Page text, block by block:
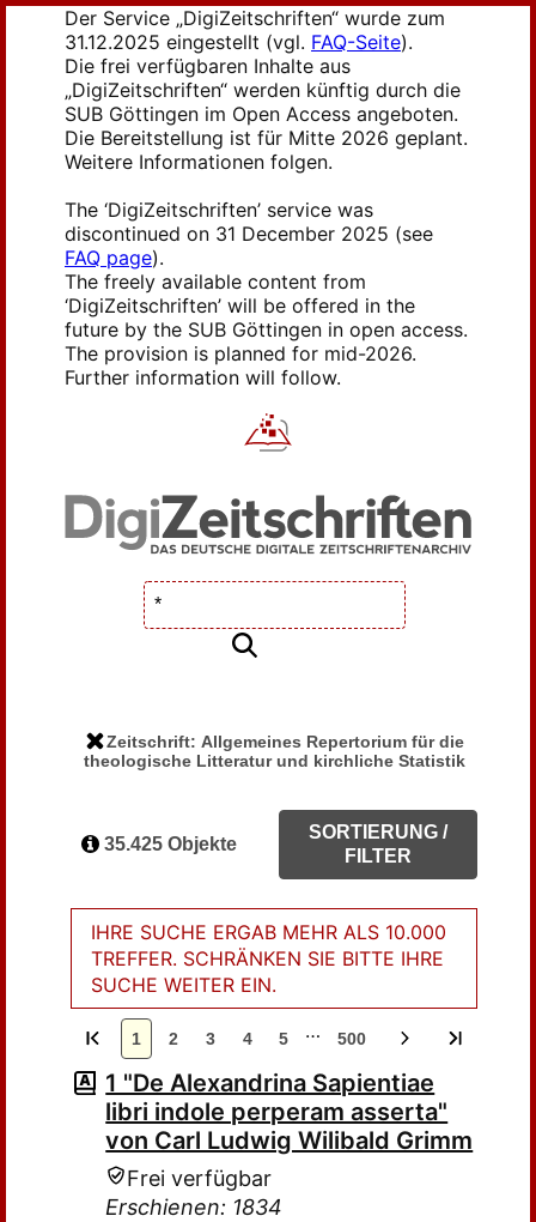
Der Service „DigiZeitschriften“ wurde zum
31.12.2025 eingestellt (vgl. FAQ-Seite).
Die frei verfügbaren Inhalte aus
„DigiZeitschriften“ werden künftig durch die
SUB Göttingen im Open Access angeboten.
Die Bereitstellung ist für Mitte 2026 geplant.
Weitere Informationen folgen.
The ‘DigiZeitschriften’ service was
discontinued on 31 December 2025 (see
FAQ page).
The freely available content from
‘DigiZeitschriften’ will be offered in the
future by the SUB Göttingen in open access.
The provision is planned for mid-2026.
Further information will follow.
Zeitschrift: Allgemeines Repertorium für die
theologische Litteratur und kirchliche Statistik
35.425 Objekte
SORTIERUNG /
FILTER
IHRE SUCHE ERGAB MEHR ALS 10.000
TREFFER. SCHRÄNKEN SIE BITTE IHRE
SUCHE WEITER EIN.
1 2 3 4 5 … 500
1 "De Alexandrina Sapientiae
libri indole perperam asserta"
von Carl Ludwig Wilibald Grimm
Frei verfügbar
Erschienen: 1834